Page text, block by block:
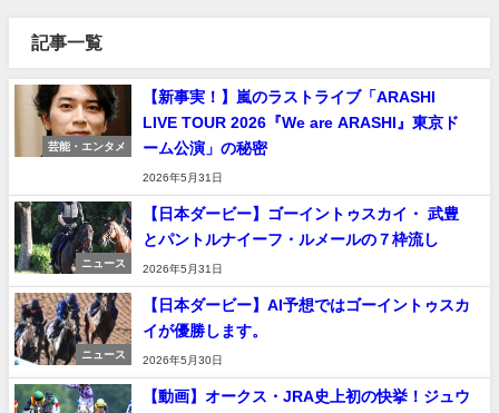
記事一覧
芸能・エンタメ
【新事実！】嵐のラストライブ「ARASHI
LIVE TOUR 2026『We are ARASHI』東京ド
ーム公演」の秘密
2026年5月31日
ニュース
【日本ダービー】ゴーイントゥスカイ・ 武豊
とパントルナイーフ・ルメールの７枠流し
2026年5月31日
ニュース
【日本ダービー】AI予想ではゴーイントゥスカ
イが優勝します。
2026年5月30日
【動画】オークス・JRA史上初の快挙！ジュウ